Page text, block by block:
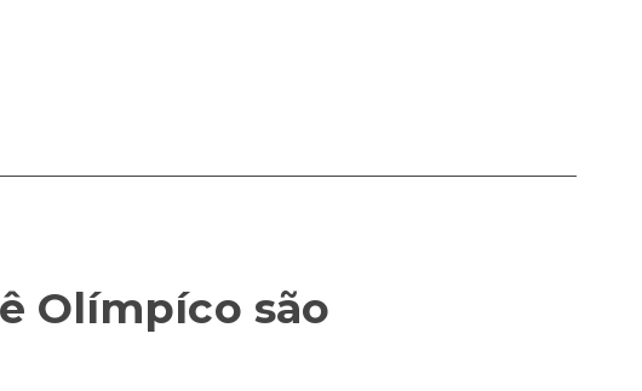
Olímpíco são